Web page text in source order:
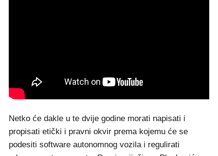
Netko će dakle u te dvije godine morati napisati i
propisati etički i pravni okvir prema kojemu će se
podesiti software autonomnog vozila i regulirati